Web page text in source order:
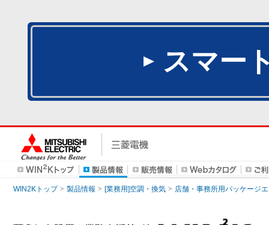
スマー
WIN2Kトップ 製品情報 [業務用]空調・換気 店舗・事務所用パッケージ